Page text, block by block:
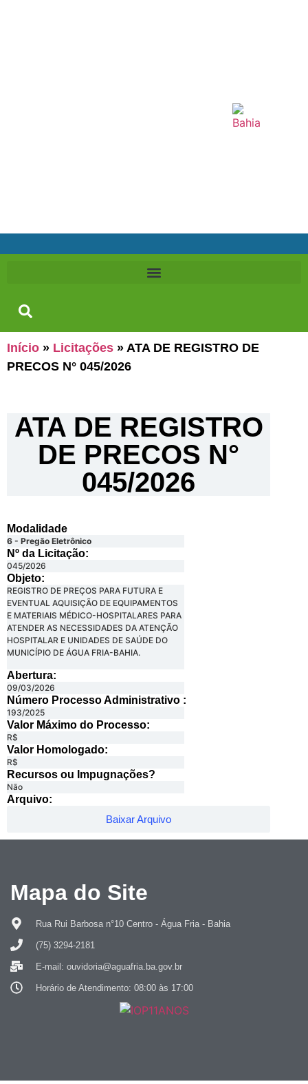
Início » Licitações » ATA DE REGISTRO DE
PRECOS N° 045/2026
ATA DE REGISTRO
DE PRECOS N°
045/2026
Modalidade
6 - Pregão Eletrônico
Nº da Licitação: ​​
045/2026
Objeto:
REGISTRO DE PREÇOS PARA FUTURA E
EVENTUAL AQUISIÇÃO DE EQUIPAMENTOS
E MATERIAIS MÉDICO-HOSPITALARES PARA
ATENDER AS NECESSIDADES DA ATENÇÃO
HOSPITALAR E UNIDADES DE SAÚDE DO
MUNICÍPIO DE ÁGUA FRIA-BAHIA.
Abertura:
09/03/2026
Número Processo Administrativo :
193/2025
Valor Máximo do Processo: ​
R$
Valor Homologado: ​
R$
Recursos ou Impugnações? ​
Não
Arquivo:
Baixar Arquivo
Mapa do Site
Rua Rui Barbosa n°10 Centro - Água Fria - Bahia
(75) 3294-2181
E-mail: ouvidoria@aguafria.ba.gov.br
Horário de Atendimento: 08:00 às 17:00